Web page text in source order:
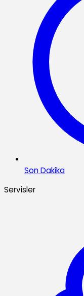
Son Dakika
Servisler